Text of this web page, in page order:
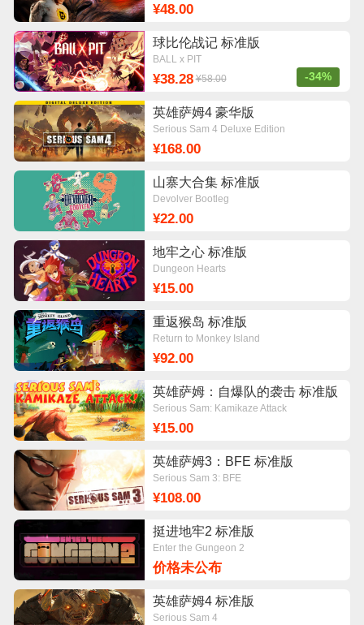
¥48.00
球比伦战记 标准版
BALL x PIT
¥38.28 ¥58.00 -34%
英雄萨姆4 豪华版
Serious Sam 4 Deluxe Edition
¥168.00
山寨大合集 标准版
Devolver Bootleg
¥22.00
地牢之心 标准版
Dungeon Hearts
¥15.00
重返猴岛 标准版
Return to Monkey Island
¥92.00
英雄萨姆：自爆队的袭击 标准版
Serious Sam: Kamikaze Attack
¥15.00
英雄萨姆3：BFE 标准版
Serious Sam 3: BFE
¥108.00
挺进地牢2 标准版
Enter the Gungeon 2
价格未公布
英雄萨姆4 标准版
Serious Sam 4